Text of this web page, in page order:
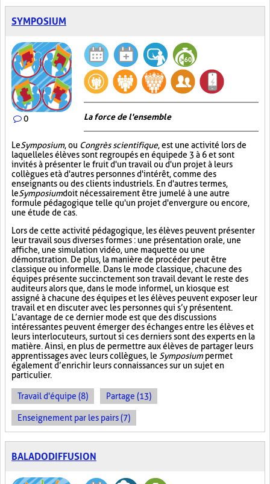
SYMPOSIUM
0 La force de l'ensemble
LeSymposium, ou Congrès scientifique, est une activité lors de
laquelle les élèves sont regroupés en équipe de 3 à 6 et sont
invités à présenter le fruit d'un travail ou d'un projet à leurs
collègues et à d'autres personnes d'intérêt, comme des
enseignants ou des clients industriels. En d'autres termes,
leSymposiumdoit nécessairement être jumelé à une autre
formule pédagogique telle qu'un projet d'envergure ou encore,
une étude de cas.
Lors de cette activité pédagogique, les élèves peuvent présenter
leur travail sous diverses formes : une présentation orale, une
affiche, une simulation vidéo, une maquette ou une
démonstration. De plus, la manière de procéder peut être
classique ou informelle. Dans le mode classique, chacune des
équipes présente succinctement son travail devant le reste des
auditeurs alors que, dans le mode informel, un kiosque est
assigné à chacune des équipes et les élèves peuvent exposer leur
travail et en discuter avec les personnes qui s’y présentent.
L’avantage de ce dernier mode est que des discussions
intéressantes peuvent émerger des échanges entre les élèves et
leurs interlocuteurs, surtout si ces derniers sont des experts en la
matière. Ainsi, en plus de permettre aux élèves de partager leurs
apprentissages avec leurs collègues, le Symposiumpermet
également d’enrichir leurs connaissances sur un sujet en
particulier.
Travail d'équipe (8) Partage (13)
Enseignement par les pairs (7)
BALADODIFFUSION